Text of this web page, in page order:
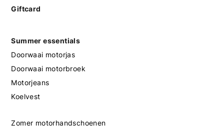
Giftcard
Summer essentials
Doorwaai motorjas
Doorwaai motorbroek
Motorjeans
Koelvest
Zomer motorhandschoenen